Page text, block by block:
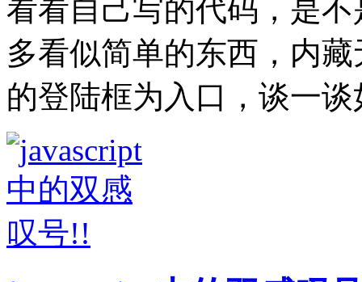
看看自己写的代码，是
多看似简单的东西，内
的登陆框为入口，谈一